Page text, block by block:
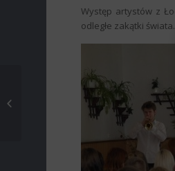
Występ artystów z
odległe zakątki świata.
XII TARGI EDUKACYJNE